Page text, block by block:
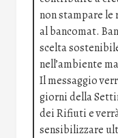
non stampare
al bancomat.
scelta
nell’ambiente
Il messaggio
giorni della
dei Rifiuti e
sensibilizzare